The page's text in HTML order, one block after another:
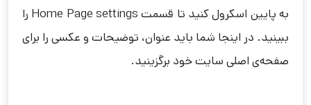
به پایین اسکرول کنید تا قسمت Home Page settings را
ببینید. در اینجا شما باید عنوان، توضیحات و عکسی را برای
صفحه‌ی اصلی سایت خود برگزینید.